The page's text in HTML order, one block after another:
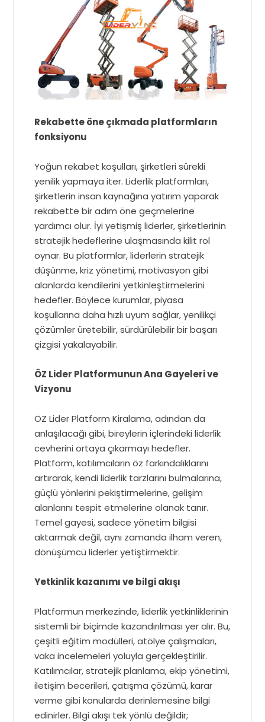
Rekabette öne çıkmada platformların
fonksiyonu
Yoğun rekabet koşulları, şirketleri sürekli
yenilik yapmaya iter. Liderlik platformları,
şirketlerin insan kaynağına yatırım yaparak
rekabette bir adım öne geçmelerine
yardımcı olur. İyi yetişmiş liderler, şirketlerinin
stratejik hedeflerine ulaşmasında kilit rol
oynar. Bu platformlar, liderlerin stratejik
düşünme, kriz yönetimi, motivasyon gibi
alanlarda kendilerini yetkinleştirmelerini
hedefler. Böylece kurumlar, piyasa
koşullarına daha hızlı uyum sağlar, yenilikçi
çözümler üretebilir, sürdürülebilir bir başarı
çizgisi yakalayabilir.
ÖZ Lider Platformunun Ana Gayeleri ve
Vizyonu
ÖZ Lider Platform Kiralama, adından da
anlaşılacağı gibi, bireylerin içlerindeki liderlik
cevherini ortaya çıkarmayı hedefler.
Platform, katılımcıların öz farkındalıklarını
artırarak, kendi liderlik tarzlarını bulmalarına,
güçlü yönlerini pekiştirmelerine, gelişim
alanlarını tespit etmelerine olanak tanır.
Temel gayesi, sadece yönetim bilgisi
aktarmak değil, aynı zamanda ilham veren,
dönüşümcü liderler yetiştirmektir.
Yetkinlik kazanımı ve bilgi akışı
Platformun merkezinde, liderlik yetkinliklerinin
sistemli bir biçimde kazandırılması yer alır. Bu,
çeşitli eğitim modülleri, atölye çalışmaları,
vaka incelemeleri yoluyla gerçekleştirilir.
Katılımcılar, stratejik planlama, ekip yönetimi,
iletişim becerileri, çatışma çözümü, karar
verme gibi konularda derinlemesine bilgi
edinirler. Bilgi akışı tek yönlü değildir;